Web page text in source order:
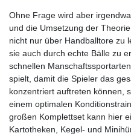
Ohne Frage wird aber
und die Umsetzung der
nicht nur über Handballtore zu
sie auch durch echte Bälle zu
schnellen
spielt, damit die Spieler das
konzentriert auftreten können,
einem optimalen
großen Komplettset kann hier
Kartotheken, Kegel- und